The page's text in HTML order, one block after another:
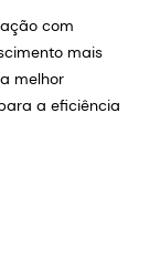
com
mais
melhor
a eficiência